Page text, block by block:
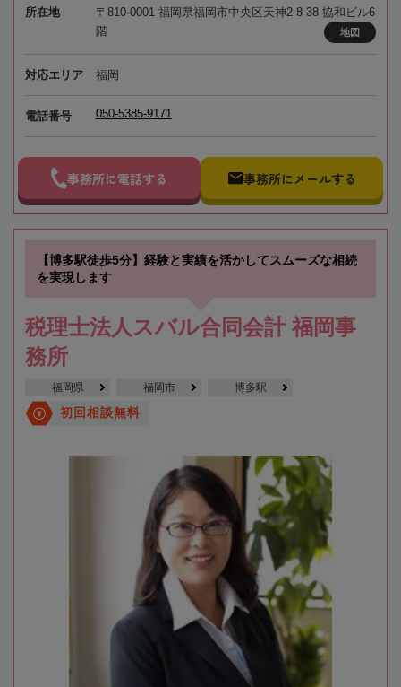
所在地
〒810-0001 福岡県福岡市中央区天神2-8-38 協和ビル6
階
地図
対応エリア 福岡
電話番号 050-5385-9171
事務所に電話する 事務所にメールする
【博多駅徒歩5分】経験と実績を活かしてスムーズな相続
を実現します
税理士法人スバル合同会計 福岡事
務所
福岡県 福岡市 博多駅
初回相談無料